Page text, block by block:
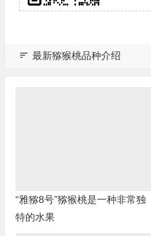
最新猕猴桃品种介绍
“雅猕8号”猕猴桃是一种非常独
特的水果